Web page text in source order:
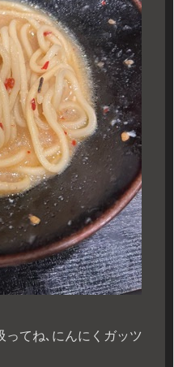
ってね､にんにくガッツ